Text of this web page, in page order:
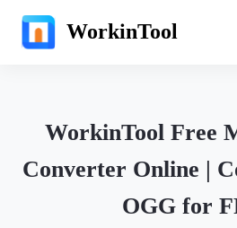
WorkinTool
WorkinTool Free
Converter Online |
OGG for